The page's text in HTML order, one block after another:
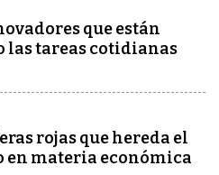
que están
tareas cotidianas
rojas que hereda el
en materia económica